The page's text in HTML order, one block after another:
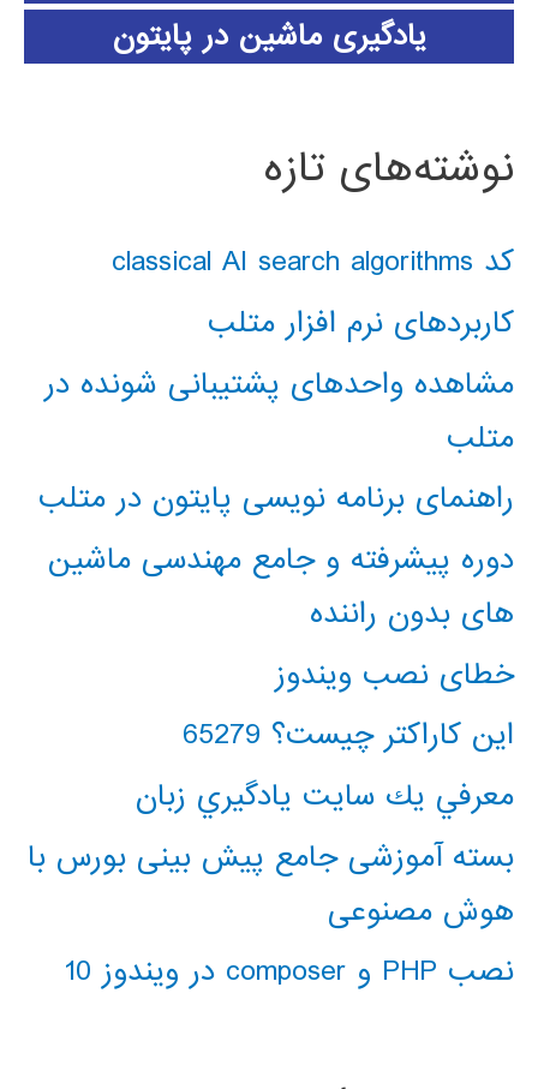
یادگیری ماشین در پایتون
نوشته‌های تازه
کد classical AI search algorithms
کاربردهای نرم افزار متلب
مشاهده واحدهای پشتیبانی شونده در
متلب
راهنمای برنامه نویسی پایتون در متلب
دوره پیشرفته و جامع مهندسی ماشین
های بدون راننده
خطای نصب ویندوز
این کاراکتر چیست؟ 65279
معرفي يك سايت يادگيري زبان
بسته آموزشی جامع پیش بینی بورس با
هوش مصنوعی
نصب PHP و composer در ویندوز 10